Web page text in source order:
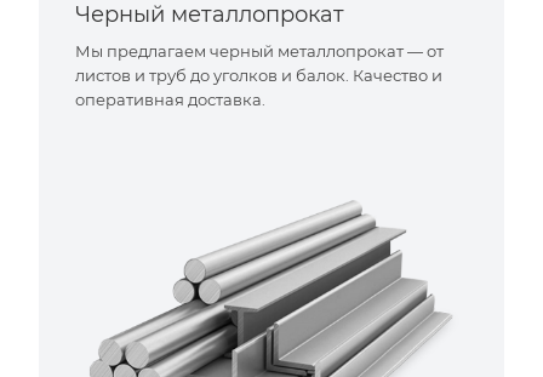
Черный металлопрокат
Мы предлагаем черный металлопрокат — от
листов и труб до уголков и балок. Качество и
оперативная доставка.